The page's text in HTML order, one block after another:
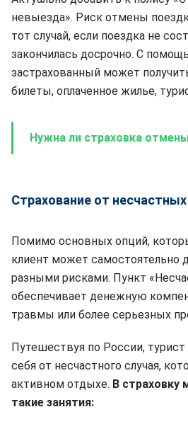
невыезда». Риск отмены
тот случай, если поездка не
закончилась досрочно. С
застрахованный может
билеты, оплаченное жилье,
Нужна ли страховка
Страхование от
Помимо основных опций,
клиент может самостоятельно
разными рисками. Пункт
обеспечивает денежную
травмы или более серьезных
Путешествуя по России,
себя от несчастного случая,
активном отдыхе. В страховку
такие занятия: